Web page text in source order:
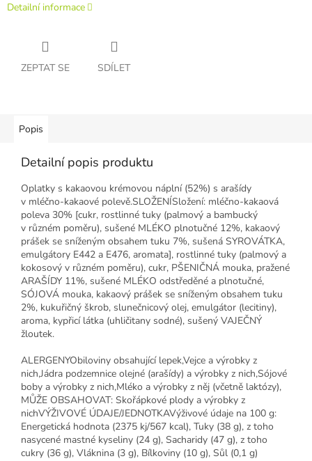
Detailní informace
ZEPTAT SE SDÍLET
Popis
Detailní popis produktu
Oplatky s kakaovou krémovou náplní (52%) s arašídy
v mléčno-kakaové polevě.SLOŽENÍSložení: mléčno-kakaová
poleva 30% [cukr, rostlinné tuky (palmový a bambucký
v různém poměru), sušené MLÉKO plnotučné 12%, kakaový
prášek se sníženým obsahem tuku 7%, sušená SYROVÁTKA,
emulgátory E442 a E476, aromata], rostlinné tuky (palmový a
kokosový v různém poměru), cukr, PŠENIČNÁ mouka, pražené
ARAŠÍDY 11%, sušené MLÉKO odstředěné a plnotučné,
SÓJOVÁ mouka, kakaový prášek se sníženým obsahem tuku
2%, kukuřičný škrob, slunečnicový olej, emulgátor (lecitiny),
aroma, kypřicí látka (uhličitany sodné), sušený VAJEČNÝ
žloutek.
ALERGENYObiloviny obsahující lepek,Vejce a výrobky z
nich,Jádra podzemnice olejné (arašídy) a výrobky z nich,Sójové
boby a výrobky z nich,Mléko a výrobky z něj (včetně laktózy),
MŮŽE OBSAHOVAT: Skořápkové plody a výrobky z
nichVÝŽIVOVÉ ÚDAJE/JEDNOTKAVýživové údaje na 100 g:
Energetická hodnota (2375 kj/567 kcal), Tuky (38 g), z toho
nasycené mastné kyseliny (24 g), Sacharidy (47 g), z toho
cukry (36 g), Vláknina (3 g), Bílkoviny (10 g), Sůl (0,1 g)